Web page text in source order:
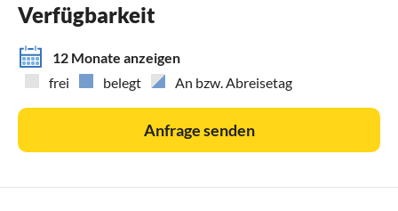
Verfügbarkeit
12 Monate anzeigen
frei
belegt An bzw. Abreisetag
Anfrage senden